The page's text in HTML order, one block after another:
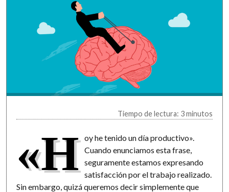
Tiempo de lectura: 3 minutos
«H oy he tenido un día productivo».
Cuando enunciamos esta frase,
seguramente estamos expresando
satisfacción por el trabajo realizado.
Sin embargo, quizá queremos decir simplemente que